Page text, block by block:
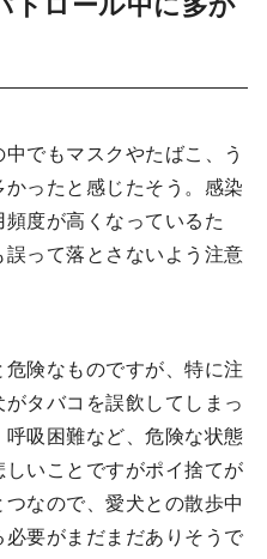
でもマスクやたばこ、う
ったと感じたそう。感染
度が高くなっているた
って落とさないよう注意
険なものですが、特に注
タバコを誤飲してしまっ
吸困難など、危険な状態
いことですがポイ捨てが
なので、愛犬との散歩中
要がまだまだありそうで